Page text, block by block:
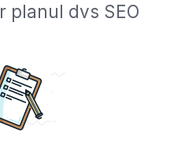
planul dvs SEO